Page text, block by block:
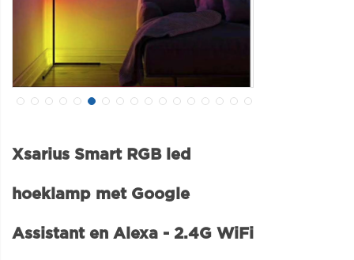
Xsarius Smart RGB led
hoeklamp met Google
Assistant en Alexa - 2.4G WiFi